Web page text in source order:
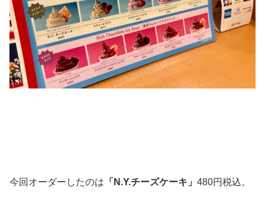
今回オーダーしたのは 「N.Y.チーズケーキ」 480円税込。